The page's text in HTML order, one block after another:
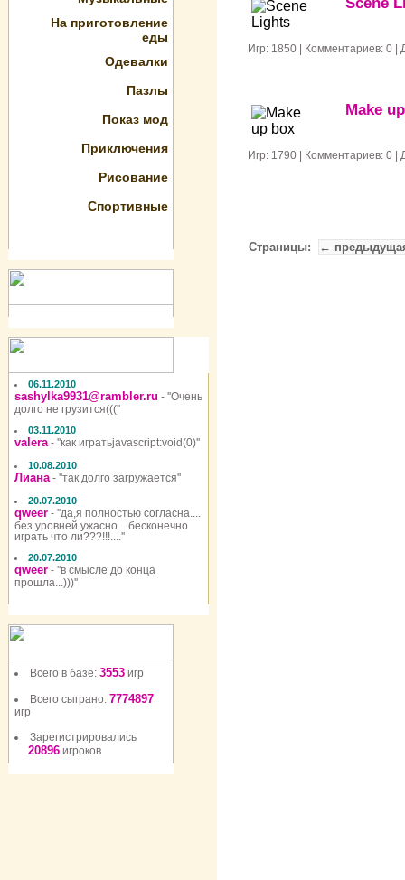
На приготовление
еды
Одевалки
Пазлы
Показ мод
Приключения
Рисование
Спортивные
06.11.2010
sashylka9931@rambler.ru - ''Очень
долго не грузится(((''
03.11.2010
valera- ''как игратьjavascript:void(0)''
10.08.2010
Лиана- ''так долго загружается''
20.07.2010
qweer - ''да,я полностью согласна....
без уровней ужасно....бесконечно
играть что ли???!!!....''
20.07.2010
qweer - ''в смысле до конца
прошла...)))''
Всего в базе: 3553 игр
Всего сыграно: 7774897
игр
Зарегистрировались
20896 игроков
Игр: 1850 | Комментариев: 0
Make
Игр: 1790 | Комментариев: 0
Страницы: ←